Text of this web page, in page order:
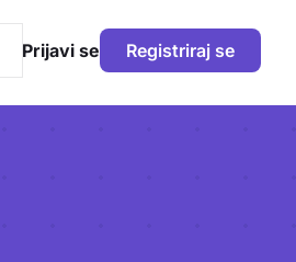
Prijavi se Registriraj se